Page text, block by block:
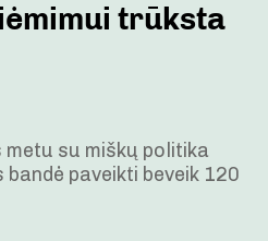
trūksta
su miškų politika
paveikti beveik 120